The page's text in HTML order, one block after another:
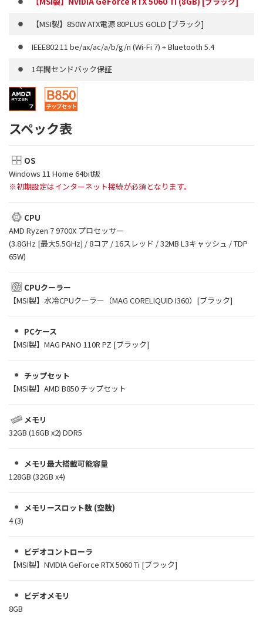
【MSI製】850W ATX電源 80PLUS GOLD [ブラック]
IEEE802.11 be/ax/ac/a/b/g/n (Wi-Fi 7) + Bluetooth 5.4
1年間センドバック保証
スペック表
OS
Windows 11 Home 64bit版
※初期設定はインターネット接続が必須となります。
CPU
AMD Ryzen 7 9700X プロセッサー
(3.8GHz [最大5.5GHz] / 8コア / 16スレッド / 32MB L3キャッシュ / TDP
65W)
CPUクーラー
【MSI製】水冷CPUクーラー（MAG CORELIQUID I360）[ブラック]
PCケース
【MSI製】MAG PANO 110R PZ [ブラック]
チップセット
【MSI製】AMD B850 チップセット
メモリ
32GB (16GB x2) DDR5
メモリ最大搭載可能容量
128GB (32GB x4)
メモリースロット数 (空数)
4 (3)
ビデオコントローラ
【MSI製】NVIDIA GeForce RTX 5060 Ti [ブラック]
ビデオメモリ
8GB